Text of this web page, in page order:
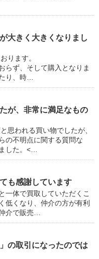
大きく大きくなりまし
ります。
らず、そして購入となりま
り、時…
が、非常に満足なもの
思われる買い物でしたが、
の不明点に関する質問な
した。<…
も感謝しています
一体で買取していただくこ
低くなり、仲介の方が有利
介で販売…
の取引になったのでは